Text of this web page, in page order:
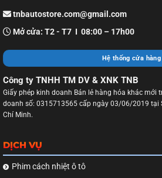
tnbautostore.com@gmail.com
Mở cửa: T2 - T7 I 08:00 – 17h00
Hệ thống cửa hàng
Công ty TNHH TM DV & XNK TNB
Giấy phép kinh doanh Bán lẻ hàng hóa khác mới
doanh số: 0315713565 cấp ngày 03/06/2019 tại
Chí Minh.
DỊCH VỤ
Phim cách nhiệt ô tô